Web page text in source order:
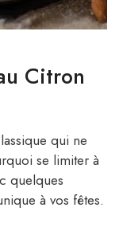
Citron
qui ne
se limiter à
quelques
à vos fêtes.